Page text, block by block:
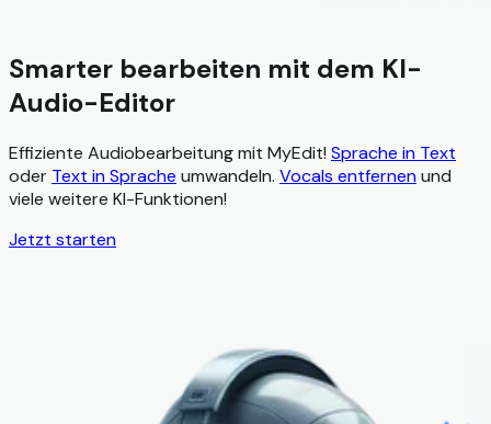
Smarter bearbeiten mit dem KI-
Audio-Editor
Effiziente Audiobearbeitung mit MyEdit! Sprache in Text
oder Text in Sprache umwandeln. Vocals entfernenund
viele weitere KI-Funktionen!
Jetzt starten